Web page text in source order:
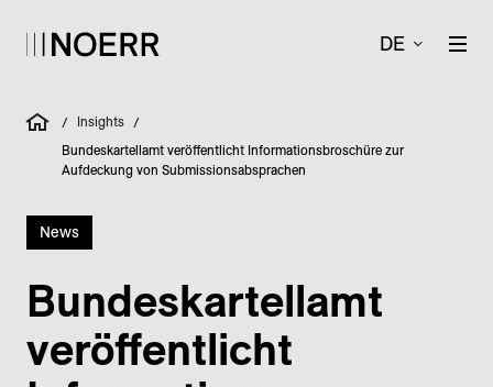
DE
/ Insights /
Bundeskartellamt veröffentlicht Informationsbroschüre zur
Aufdeckung von Submissionsabsprachen
News
Bundes­kartell­amt
veröffentlicht